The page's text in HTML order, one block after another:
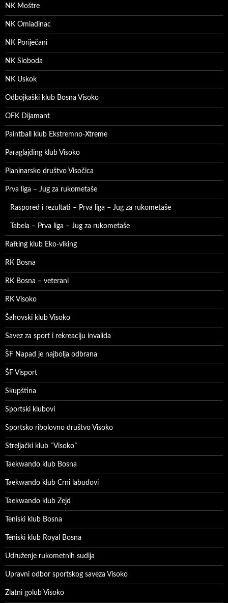
NK Moštre
NK Omladinac
NK Poriječani
NK Sloboda
NK Uskok
Odbojkaški klub Bosna Visoko
OFK Dijamant
Paintball klub Ekstremno-Xtreme
Paraglajding klub Visoko
Planinarsko društvo Visočica
Prva liga – Jug za rukometaše
Raspored i rezultati – Prva liga – Jug za rukometaše
Tabela – Prva liga – Jug za rukometaše
Rafting klub Eko-viking
RK Bosna
RK Bosna – veterani
RK Visoko
Šahovski klub Visoko
Savez za sport i rekreaciju invalida
ŠF Napad je najbolja odbrana
ŠF Visport
Skupština
Sportski klubovi
Sportsko ribolovno društvo Visoko
Streljački klub ˝Visoko˝
Taekwando klub Bosna
Taekwando klub Crni labudovi
Taekwando klub Zejd
Teniski klub Bosna
Teniski klub Royal Bosna
Udruženje rukometnih sudija
Upravni odbor sportskog saveza Visoko
Zlatni golub Visoko